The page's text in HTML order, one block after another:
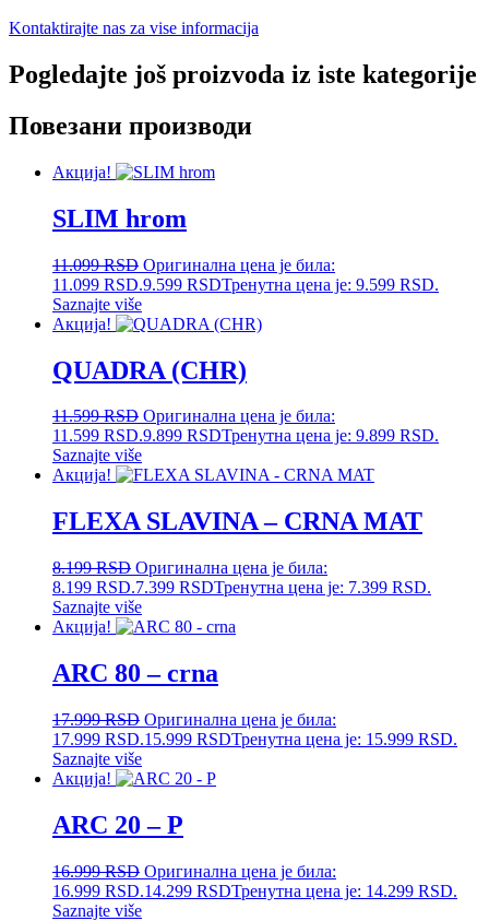
Kontaktirajte nas za vise informacija
Pogledajte još proizvoda iz iste kategorije
Повезани производи
Акција!
SLIM hrom
11.099RSD Оригинална цена је била:
11.099 RSD.9.599 RSDТренутна цена је: 9.599 RSD.
Saznajte više
Акција!
QUADRA (CHR)
11.599RSD Оригинална цена је била:
11.599 RSD.9.899 RSDТренутна цена је: 9.899 RSD.
Saznajte više
Акција!
FLEXA SLAVINA – CRNA MAT
8.199RSD Оригинална цена је била:
8.199 RSD.7.399 RSDТренутна цена је: 7.399 RSD.
Saznajte više
Акција!
ARC 80 – crna
17.999RSD Оригинална цена је била:
17.999 RSD.15.999 RSDТренутна цена је: 15.999 RSD.
Saznajte više
Акција!
ARC 20 – P
16.999RSD Оригинална цена је била:
16.999 RSD.14.299 RSDТренутна цена је: 14.299 RSD.
Saznajte više